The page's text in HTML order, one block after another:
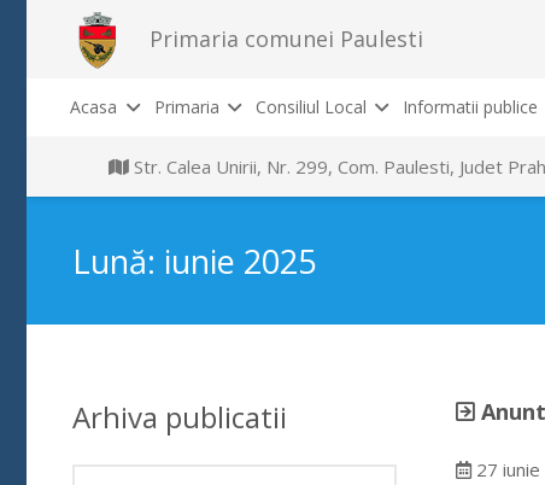
Primaria comunei Paulesti
Acasa Primaria Consiliul Local Informatii publice
Str. Calea Unirii, Nr. 299, Com. Paulesti, Judet
Lună: iunie 2025
27
Arhiva publicatii